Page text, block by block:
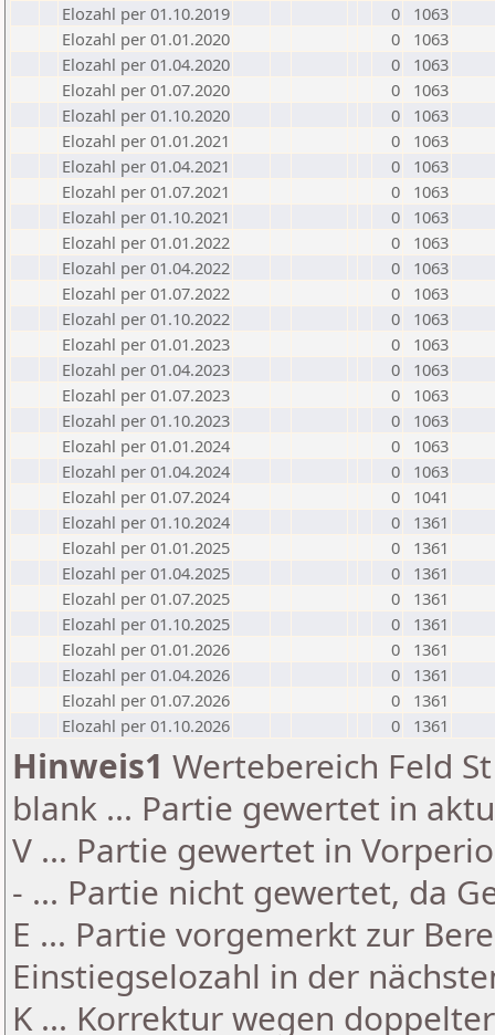
Elozahl per 01.10.2019
0
1063
Elozahl per 01.01.2020
0
1063
Elozahl per 01.04.2020
0
1063
Elozahl per 01.07.2020
0
1063
Elozahl per 01.10.2020
0
1063
Elozahl per 01.01.2021
0
1063
Elozahl per 01.04.2021
0
1063
Elozahl per 01.07.2021
0
1063
Elozahl per 01.10.2021
0
1063
Elozahl per 01.01.2022
0
1063
Elozahl per 01.04.2022
0
1063
Elozahl per 01.07.2022
0
1063
Elozahl per 01.10.2022
0
1063
Elozahl per 01.01.2023
0
1063
Elozahl per 01.04.2023
0
1063
Elozahl per 01.07.2023
0
1063
Elozahl per 01.10.2023
0
1063
Elozahl per 01.01.2024
0
1063
Elozahl per 01.04.2024
0
1063
Elozahl per 01.07.2024
0
1041
Elozahl per 01.10.2024
0
1361
Elozahl per 01.01.2025
0
1361
Elozahl per 01.04.2025
0
1361
Elozahl per 01.07.2025
0
1361
Elozahl per 01.10.2025
0
1361
Elozahl per 01.01.2026
0
1361
Elozahl per 01.04.2026
0
1361
Elozahl per 01.07.2026
0
1361
Elozahl per 01.10.2026
0 1361
Hinweis1 Wertebereich Feld
blank ... Partie gewertet in
V ... Partie gewertet in
- ... Partie nicht gewertet, da
E ... Partie vorgemerkt zur
Einstiegselozahl in der
K ... Korrektur wegen